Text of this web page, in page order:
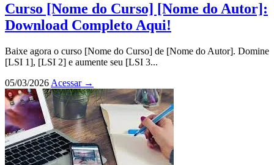
Curso [Nome do Curso] [Nome do Autor]:
Download Completo Aqui!
Baixe agora o curso [Nome do Curso] de [Nome do Autor]. Domine
[LSI 1], [LSI 2] e aumente seu [LSI 3...
05/03/2026 Acessar →